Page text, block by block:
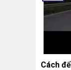
Cách